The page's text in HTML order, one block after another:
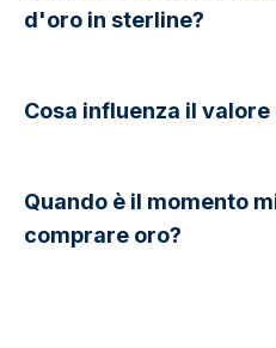
d'oro in sterline?
Cosa influenza il
Quando è il momento
comprare oro?